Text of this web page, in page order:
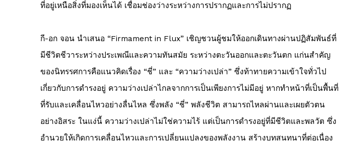
ที่อยู่เหนือสิ่งที่มองเห็นได้ เชื่อมช่องว่างระหว่างการปรากฏและการไม่ปรากฏ
กี-อก จอน นำเสนอ “Firmament in Flux” เชิญชวนผู้ชมให้ออกเดินทางผ่านปฏิสัมพันธ์ที่
มีชีวิตชีวาระหว่างประเพณีและความทันสมัย ระหว่างตะวันออกและตะวันตก แก่นสำคัญ
ของนิทรรศการคือแนวคิดเรื่อง “ชี่” และ “ความว่างเปล่า” ซึ่งท้าทายความเข้าใจทั่วไป
เกี่ยวกับการดำรงอยู่ ความว่างเปล่าไกลจากการเป็นเพียงการไม่มีอยู่ หากทำหน้าที่เป็นพื้นที่
ที่รับและเคลื่อนไหวอย่างลื่นไหล ซึ่งพลัง “ชี่” พลังชีวิต สามารถไหลผ่านและเผยตัวตน
อย่างอิสระ ในแง่นี้ ความว่างเปล่าไม่ใช่ความไร้ แต่เป็นการดำรงอยู่ที่มีชีวิตและพลวัต ซึ่ง
อำนวยให้เกิดการเคลื่อนไหวและการเปลี่ยนแปลงของพลังงาน สร้างบทสนทนาที่ต่อเนื่อง